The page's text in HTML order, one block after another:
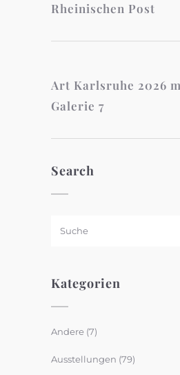
Rheinischen Post
Art Karlsruhe 2026
Galerie 7
Search
Kategorien
Andere (7)
Ausstellungen (79)